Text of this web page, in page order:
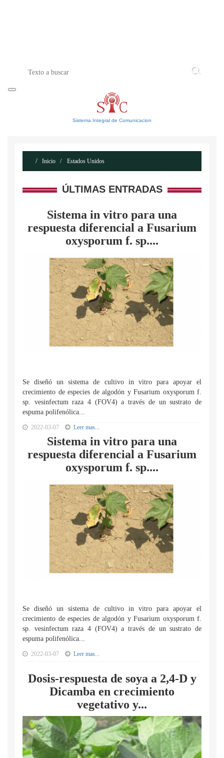
Sistema Integral de Comunicacion
Inicio Estados Unidos
ÚLTIMAS ENTRADAS
Sistema in vitro para una
respuesta diferencial a Fusarium
oxysporum f. sp....
Se diseñó un sistema de cultivo in vitro para apoyar el
crecimiento de especies de algodón y Fusarium oxysporum f.
sp. vesinfectum raza 4 (FOV4) a través de un sustrato de
espuma polifenólica...
2022-03-07 Leer mas...
Sistema in vitro para una
respuesta diferencial a Fusarium
oxysporum f. sp....
Se diseñó un sistema de cultivo in vitro para apoyar el
crecimiento de especies de algodón y Fusarium oxysporum f.
sp. vesinfectum raza 4 (FOV4) a través de un sustrato de
espuma polifenólica...
2022-03-07 Leer mas...
Dosis-respuesta de soya a 2,4-D y
Dicamba en crecimiento
vegetativo y...